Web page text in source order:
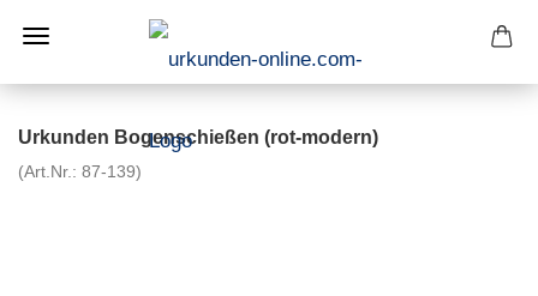
Urkunden Bogenschießen (rot-modern)
(Art.Nr.: 87-139)